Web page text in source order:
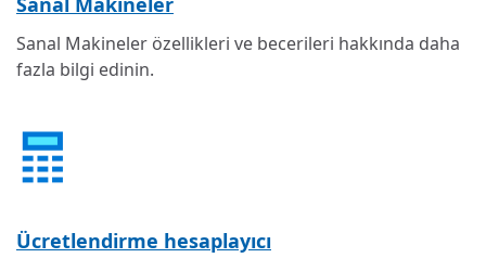
Sanal Makineler özellikleri ve becerileri hakkında daha
fazla bilgi edinin.
Ücretlendirme hesaplayıcı